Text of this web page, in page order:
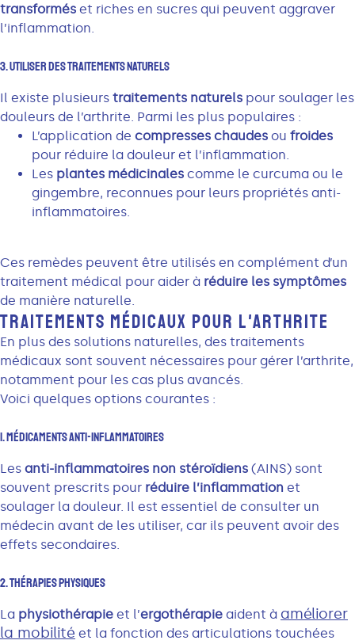
transformés et riches en sucres qui peuvent aggraver
l’inflammation.
3. Utiliser Des Traitements Naturels
Il existe plusieurs traitements naturels pour soulager les
douleurs de l’arthrite. Parmi les plus populaires :
L’application de compresses chaudes ou froides
pour réduire la douleur et l’inflammation.
Les plantes médicinales comme le curcuma ou le
gingembre, reconnues pour leurs propriétés anti-
inflammatoires.
Ces remèdes peuvent être utilisés en complément d’un
traitement médical pour aider à réduire les symptômes
de manière naturelle.
TRAITEMENTS MÉDICAUX POUR L'ARTHRITE
En plus des solutions naturelles, des traitements
médicaux sont souvent nécessaires pour gérer l’arthrite,
notamment pour les cas plus avancés.
Voici quelques options courantes :
1. Médicaments Anti-Inflammatoires
Les anti-inflammatoires non stéroïdiens (AINS) sont
souvent prescrits pour réduire l’inflammation et
soulager la douleur. Il est essentiel de consulter un
médecin avant de les utiliser, car ils peuvent avoir des
effets secondaires.
2. Thérapies Physiques
La physiothérapie et l’ergothérapie aident à améliorer
la mobilité et la fonction des articulations touchées